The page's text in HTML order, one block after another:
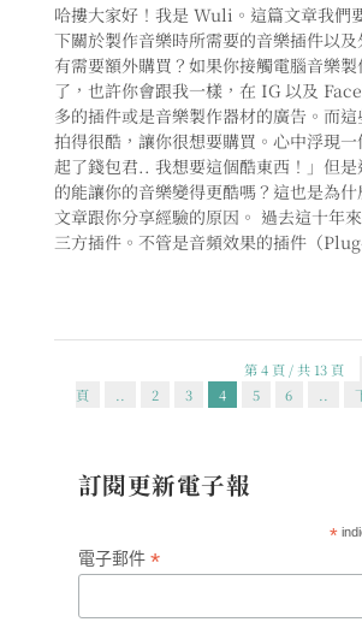
哈摟大家好！我是 Wuli。這篇文章我們
下關於製作音樂時所需要的音樂插件以
有需要額外購買？如果你接觸電腦音樂
了，也許你會跟我一樣，在 IG 以及
多的插件或是音樂製作器材的廣告。而
拍得很酷，讓你很想要購買。心中浮現
起了錢包君.. 我想要這個酷東西！」但
的能讓你的音樂變得更酷嗎？這也是為
文章跟你分享經驗的原因。 過去這十年
三方插件。不管是音頻效果的插件（
第 4 頁 / 共 13 頁
頁
2 3 4 5 6
訂閱更新電子報
*
電子郵件 *